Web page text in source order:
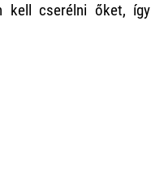
kell cserélni őket, így